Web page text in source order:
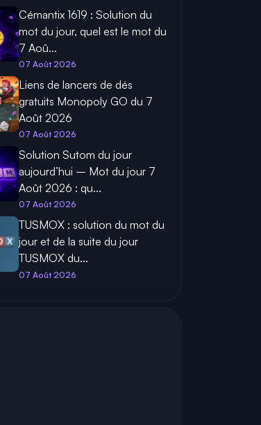
Cémantix 1619 : Solution du
mot du jour, quel est le mot du
7 Aoû...
07 Août 2026
Liens de lancers de dés
gratuits Monopoly GO du 7
Août 2026
07 Août 2026
Solution Sutom du jour
aujourd’hui – Mot du jour 7
Août 2026 : qu...
07 Août 2026
TUSMOX : solution du mot du
jour et de la suite du jour
TUSMOX du...
07 Août 2026